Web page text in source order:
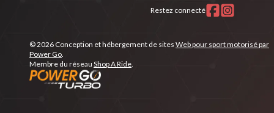
Restez connecté
© 2026 Conception et hébergement de sites Web pour sport motorisé par
Power Go.
Membre du réseau Shop A Ride.